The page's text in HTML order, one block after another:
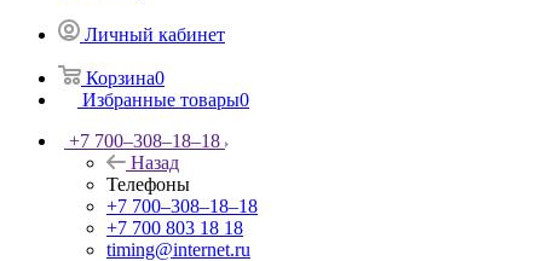
Личный кабинет
Корзина0
Избранные товары0
+7 700‒308‒18‒18
Назад
Телефоны
+7 700‒308‒18‒18
+7 700 803 18 18
timing@internet.ru